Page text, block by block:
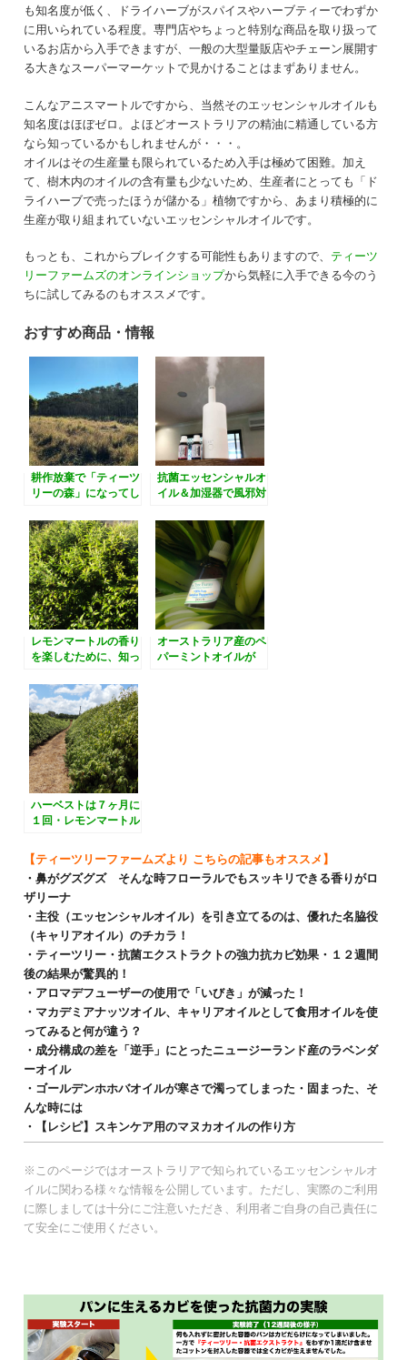
も知名度が低く、ドライハーブがスパイスやハーブティーでわずか
に用いられている程度。専門店やちょっと特別な商品を取り扱って
いるお店から入手できますが、一般の大型量販店やチェーン展開す
る大きなスーパーマーケットで見かけることはまずありません。
こんなアニスマートルですから、当然そのエッセンシャルオイルも
知名度はほぼゼロ。よほどオーストラリアの精油に精通している方
なら知っているかもしれませんが・・・。
オイルはその生産量も限られているため入手は極めて困難。加え
て、樹木内のオイルの含有量も少ないため、生産者にとっても「ド
ライハーブで売ったほうが儲かる」植物ですから、あまり積極的に
生産が取り組まれていないエッセンシャルオイルです。
もっとも、これからブレイクする可能性もありますので、 ティーツ
リーファームズのオンラインショップから気軽に入手できる今のう
ちに試してみるのもオススメです。
おすすめ商品・情報
耕作放棄で「ティーツ
リーの森」になってし
抗菌エッセンシャルオ
イル＆加湿器で風邪対
アアロマにも
レモンマートルの香り
を楽しむために、知っ
分の特徴
オーストラリア産のペ
パーミントオイルが
ハーベストは７ヶ月に
１回・レモンマートル
【ティーツリーファームズより こちらの記事もオススメ】
・鼻がグズグズ そんな時フローラルでもスッキリできる香りがロ
ザリーナ
・主役（エッセンシャルオイル）を引き立てるのは、優れた名脇役
（キャリアオイル）のチカラ！
・ティーツリー・抗菌エクストラクトの強力抗カビ効果・１２週間
後の結果が驚異的！
・アロマデフューザーの使用で「いびき」が減った！
・マカデミアナッツオイル、キャリアオイルとして食用オイルを使
ってみると何が違う？
・成分構成の差を「逆手」にとったニュージーランド産のラベンダ
ーオイル
・ゴールデンホホバオイルが寒さで濁ってしまった・固まった、そ
んな時には
・【レシピ】スキンケア用のマヌカオイルの作り方
※このページではオーストラリアで知られているエッセンシャルオ
イルに関わる様々な情報を公開しています。ただし、実際のご利用
に際しましては十分にご注意いただき、利用者ご自身の自己責任に
て安全にご使用ください。